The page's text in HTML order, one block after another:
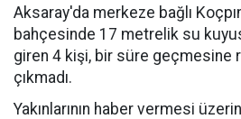
Aksaray'da merkeze bağlı
bahçesinde 17 metrelik su
giren 4 kişi, bir süre geçmesine
çıkmadı.
Yakınlarının haber vermesi